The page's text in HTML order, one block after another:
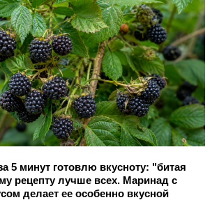
5 минут готовлю вкусноту: "битая
рецепту лучше всех. Маринад с
делает ее особенно вкусной